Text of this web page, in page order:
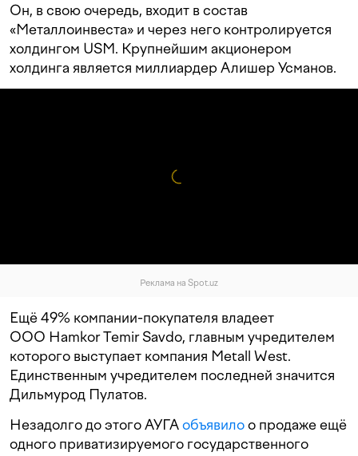
Он, в свою очередь, входит в состав
«Металлоинвеста» и через него контролируется
холдингом USM. Крупнейшим акционером
холдинга является миллиардер Алишер Усманов.
Реклама на Spot.uz
Ещё 49% компании-покупателя владеет
ООО Hamkor Temir Savdo, главным учредителем
которого выступает компания Metall West.
Единственным учредителем последней значится
Дильмурод Пулатов.
Незадолго до этого АУГАобъявилоо продаже ещё
одного приватизируемого государственного